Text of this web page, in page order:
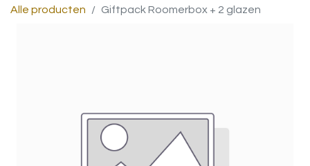
Alle producten Giftpack Roomerbox + 2 glazen